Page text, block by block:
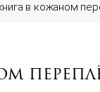
в кожаном